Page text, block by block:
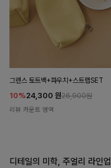
그렌스 토트백+파우치+스트랩SET
10%24,300 원26,900원
리뷰 카운트 영역
디테일의 미학, 주얼리 라인업